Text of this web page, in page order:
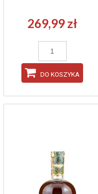
269,99 zł
DO KOSZYKA